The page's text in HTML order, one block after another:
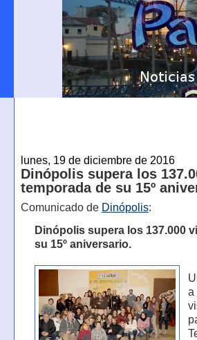
lunes, 19 de diciembre de 2016
Dinópolis supera los
temporada de su 15º
Comunicado de Dinópolis:
Dinópolis supera los 137.000
su 15º aniversario.
a